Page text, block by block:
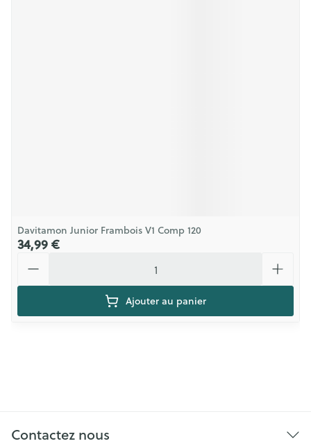
Davitamon Junior Frambois V1 Comp 120
34,99 €
Ajouter au panier
Contactez nous